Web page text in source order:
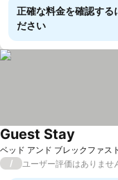
正確な料金を確認する
ださい
ベッド アンド ブレックファスト
Guest Stay
/ ユーザー評価はありませ